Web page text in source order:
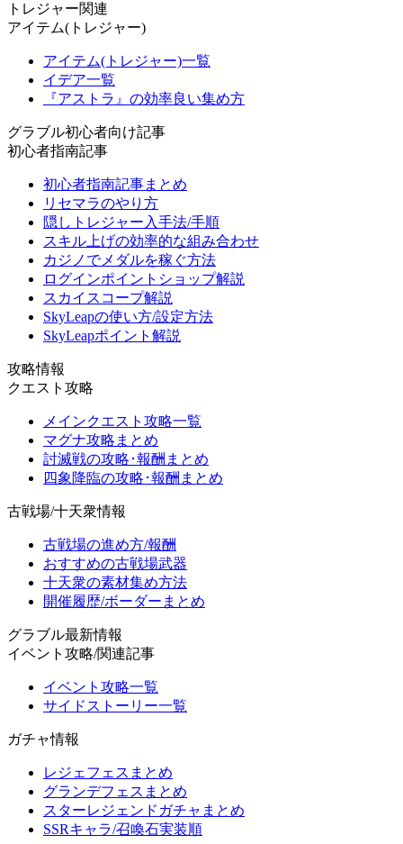
トレジャー関連
アイテム(トレジャー)
アイテム(トレジャー)一覧
イデア一覧
『アストラ』の効率良い集め方
グラブル初心者向け記事
初心者指南記事
初心者指南記事まとめ
リセマラのやり方
隠しトレジャー入手法/手順
スキル上げの効率的な組み合わせ
カジノでメダルを稼ぐ方法
ログインポイントショップ解説
スカイスコープ解説
SkyLeapの使い方/設定方法
SkyLeapポイント解説
攻略情報
クエスト攻略
メインクエスト攻略一覧
マグナ攻略まとめ
討滅戦の攻略･報酬まとめ
四象降臨の攻略･報酬まとめ
古戦場/十天衆情報
古戦場の進め方/報酬
おすすめの古戦場武器
十天衆の素材集め方法
開催履歴/ボーダーまとめ
グラブル最新情報
イベント攻略/関連記事
イベント攻略一覧
サイドストーリー一覧
ガチャ情報
レジェフェスまとめ
グランデフェスまとめ
スターレジェンドガチャまとめ
SSRキャラ/召喚石実装順